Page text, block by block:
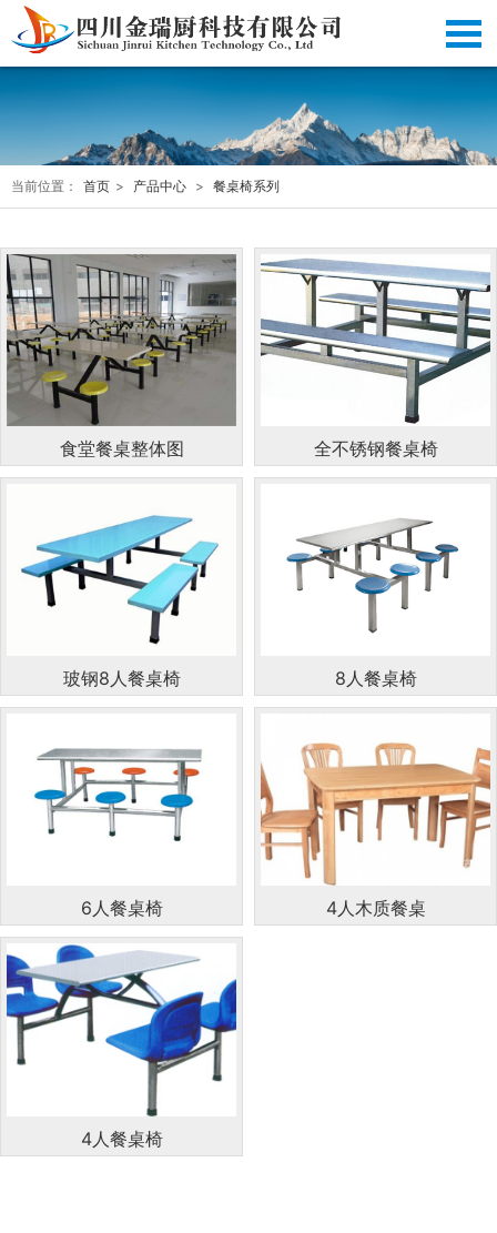
当前位置： 首页 > 产品中心 > 餐桌椅系列
食堂餐桌整体图 全不锈钢餐桌椅
玻钢8人餐桌椅 8人餐桌椅
6人餐桌椅 4人木质餐桌
4人餐桌椅